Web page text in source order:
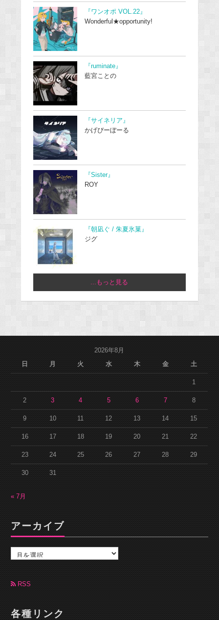
『ワンオポ VOL.22』
Wonderful★opportunity!
『ruminate』
藍宮ことの
『サイネリア』
かげぴーぼーる
『Sister』
ROY
『朝凪ぐ / 朱夏氷菓』
ジグ
...もっと見る
2026年8月
日
月 火 水 木 金 土
1
2 3 4 5 6 7 8
9 10 11 12 13 14 15
16 17 18 19 20 21 22
23 24 25 26 27 28 29
30 31
« 7月
アーカイブ
カ
ブ RSS
各種リンク